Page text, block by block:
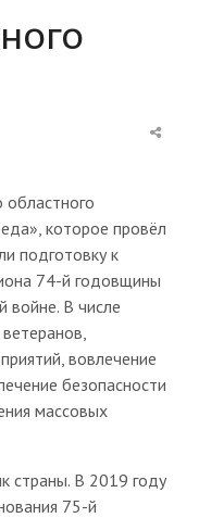
областного
которое провёл
подготовку к
74-й годовщины
войне. В числе
вовлечение
безопасности
массовых
страны. В 2019 году
75-й